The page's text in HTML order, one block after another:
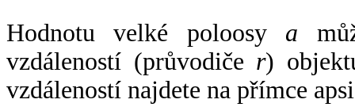
Hodnotu velké poloosy a
vzdáleností (průvodiče r)
vzdáleností najdete na přímce